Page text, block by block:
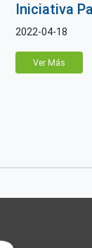
Iniciativa
2022-04-18
Ver Más